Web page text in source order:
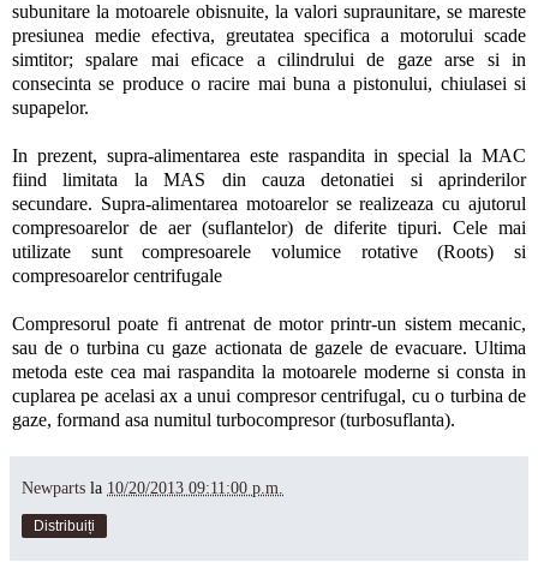
subunitare la motoarele obisnuite, la valori supraunitare, se mareste
presiunea medie efectiva, greutatea specifica a motorului scade
simtitor; spalare mai eficace a cilindrului de gaze arse si in
consecinta se produce o racire mai buna a pistonului, chiulasei si
supapelor.
In prezent, supra-alimentarea este raspandita in special la MAC
fiind limitata la MAS din cauza detonatiei si aprinderilor
secundare. Supra-alimentarea motoarelor se realizeaza cu ajutorul
compresoarelor de aer (suflantelor) de diferite tipuri. Cele mai
utilizate sunt compresoarele volumice rotative (Roots) si
compresoarelor centrifugale
Compresorul poate fi antrenat de motor printr-un sistem mecanic,
sau de o turbina cu gaze actionata de gazele de evacuare. Ultima
metoda este cea mai raspandita la motoarele moderne si consta in
cuplarea pe acelasi ax a unui compresor centrifugal, cu o turbina de
gaze, formand asa numitul turbocompresor (turbosuflanta).
Newparts la 10/20/2013 09:11:00 p.m.
Distribuiți